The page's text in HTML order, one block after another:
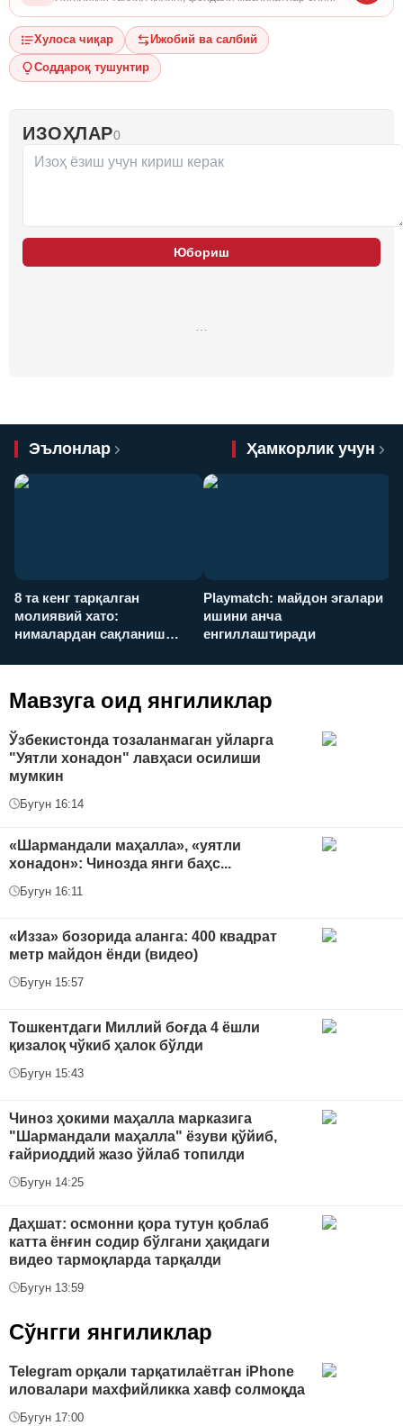
Хулоса чиқар Ижобий ва салбий
Соддароқ тушунтир
ИЗОҲЛАР0
Юбориш
Эълонлар Ҳамкорлик учун
8 та кенг тарқалган
молиявий хато:
нималардан сақланиш
Playmatch: майдон эгалари
ишини анча
енгиллаштиради
Мавзуга оид янгиликлар
Ўзбекистонда тозаланмаган уйларга
"Уятли хонадон" лавҳаси осилиши
мумкин
Бугун 16:14
«Шармандали маҳалла», «уятли
хонадон»: Чинозда янги баҳс...
Бугун 16:11
«Изза» бозорида аланга: 400 квадрат
метр майдон ёнди (видео)
Бугун 15:57
Тошкентдаги Миллий боғда 4 ёшли
қизалоқ чўкиб ҳалок бўлди
Бугун 15:43
Чиноз ҳокими маҳалла марказига
"Шармандали маҳалла" ёзуви қўйиб,
ғайриоддий жазо ўйлаб топилди
Бугун 14:25
Даҳшат: осмонни қора тутун қоблаб
катта ёнғин содир бўлгани ҳақидаги
видео тармоқларда тарқалди
Бугун 13:59
Сўнгги янгиликлар
Telegram орқали тарқатилаётган iPhone
иловалари махфийликка хавф солмоқда
Бугун 17:00